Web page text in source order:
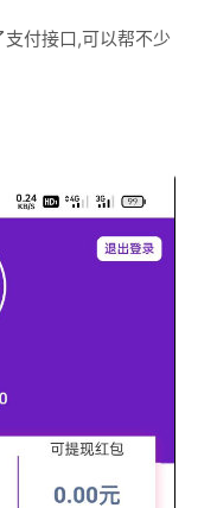
付接口,可以帮不少